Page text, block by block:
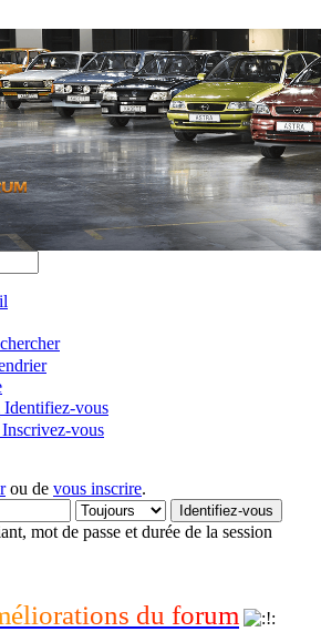
Identifiez-vous
Inscrivez-vous
ou de vous inscrire.
mot de passe et durée de la session
éliorations du forum